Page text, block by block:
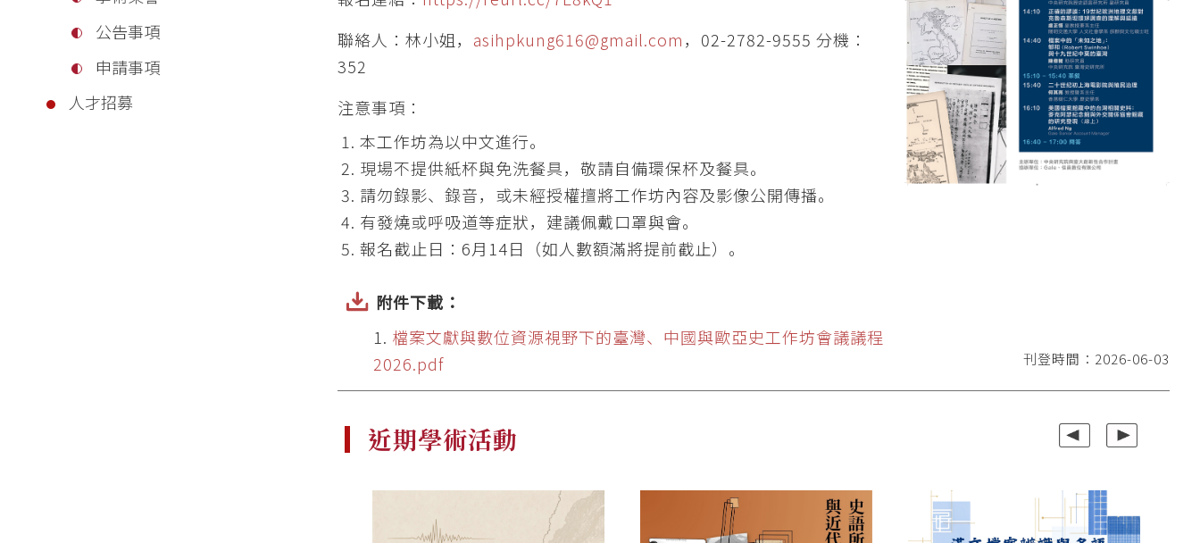
公告事項
申請事項
人才招募
聯絡人：林小姐， asihpkung616@gmail.com，02-2782-9555 分機：
352
注意事項：
本工作坊為以中文進行。
現場不提供紙杯與免洗餐具，敬請自備環保杯及餐具。
請勿錄影、錄音，或未經授權擅將工作坊內容及影像公開傳播。
有發燒或呼吸道等症狀，建議佩戴口罩與會。
報名截止日：6月14日（如人數額滿將提前截止）。
附件下載：
檔案文獻與數位資源視野下的臺灣、中國與歐亞史工作坊會議議程
2026.pdf
刊登時間：2026-06-03
近期學術活動 上一組